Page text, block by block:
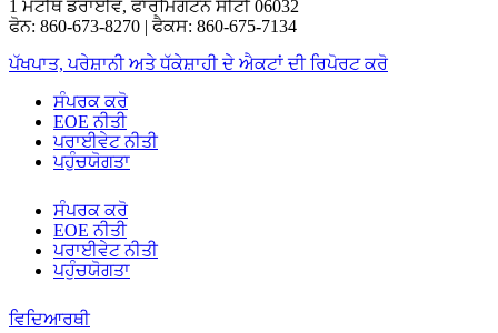
1 ਮੋਂਟੀਥ ਡਰਾਈਵ, ਫਾਰਮਿੰਗਟਨ ਸੀਟੀ 06032
ਫੋਨ: 860-673-8270 | ਫੈਕਸ: 860-675-7134
ਪੱਖਪਾਤ, ਪਰੇਸ਼ਾਨੀ ਅਤੇ ਧੱਕੇਸ਼ਾਹੀ ਦੇ ਐਕਟਾਂ ਦੀ ਰਿਪੋਰਟ ਕਰੋ
ਸੰਪਰਕ ਕਰੋ
EOE ਨੀਤੀ
ਪਰਾਈਵੇਟ ਨੀਤੀ
ਪਹੁੰਚਯੋਗਤਾ
ਸੰਪਰਕ ਕਰੋ
EOE ਨੀਤੀ
ਪਰਾਈਵੇਟ ਨੀਤੀ
ਪਹੁੰਚਯੋਗਤਾ
ਵਿਦਿਆਰਥੀ